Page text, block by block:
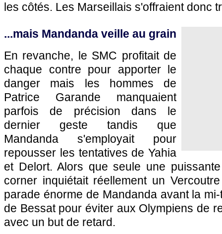
les côtés. Les Marseillais s'offraient donc
...mais Mandanda veille au grain
En revanche, le SMC profitait de
chaque contre pour apporter le
danger mais les hommes de
Patrice Garande manquaient
parfois de précision dans le
dernier geste tandis que
Mandanda s'employait pour
repousser les tentatives de Yahia
et Delort. Alors que seule une
corner inquiétait réellement un
parade énorme de Mandanda avant la
de Bessat pour éviter aux Olympiens de
avec un but de retard.